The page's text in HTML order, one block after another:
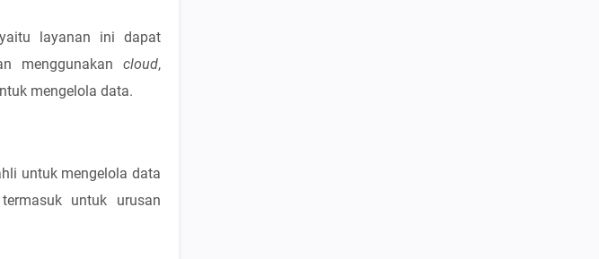
layanan ini dapat
menggunakan cloud,
mengelola data.
untuk mengelola data
untuk urusan